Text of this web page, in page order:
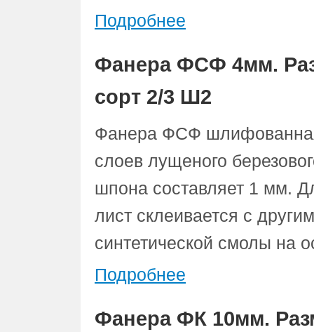
Подробнее
Фанера ФСФ 4мм.
сорт 2/3 Ш2
Фанера ФСФ шлифованная
слоев лущеного
шпона составляет 1 мм.
лист склеивается с
синтетической смолы на
Подробнее
Фанера ФК 10мм.